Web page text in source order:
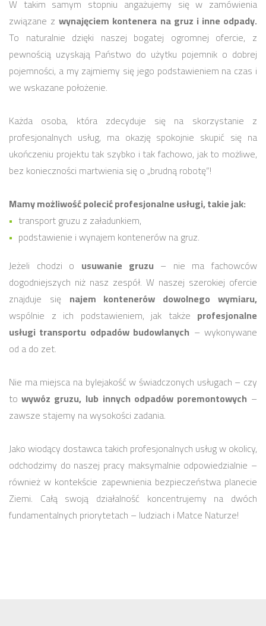
W takim samym stopniu angażujemy się w zamówienia
związane zwynajęciem kontenera na gruz i inne odpady.
To naturalnie dzięki naszej bogatej ogromnej ofercie, z
pewnością uzyskają Państwo do użytku pojemnik o dobrej
pojemności, a my zajmiemy się jego podstawieniem na czas i
we wskazane położenie.
Każda osoba, która zdecyduje się na skorzystanie z
profesjonalnych usług, ma okazję spokojnie skupić się na
ukończeniu projektu tak szybko i tak fachowo, jak to możliwe,
bez konieczności martwienia się o „brudną robotę”!
Mamy możliwość polecić profesjonalne usługi, takie jak:
transport gruzu z załadunkiem,
podstawienie i wynajem kontenerów na gruz.
Jeżeli chodzi o usuwanie gruzu – nie ma fachowców
dogodniejszych niż nasz zespół. W naszej szerokiej ofercie
znajduje się najem kontenerów dowolnego wymiaru,
wspólnie z ich podstawieniem, jak także profesjonalne
usługi transportu odpadów budowlanych – wykonywane
od a do zet.
Nie ma miejsca na bylejakość w świadczonych usługach – czy
to wywóz gruzu, lub innych odpadów poremontowych –
zawsze stajemy na wysokości zadania.
Jako wiodący dostawca takich profesjonalnych usług w okolicy,
odchodzimy do naszej pracy maksymalnie odpowiedzialnie –
również w kontekście zapewnienia bezpieczeństwa planecie
Ziemi. Całą swoją działalność koncentrujemy na dwóch
fundamentalnych priorytetach – ludziach i Matce Naturze!